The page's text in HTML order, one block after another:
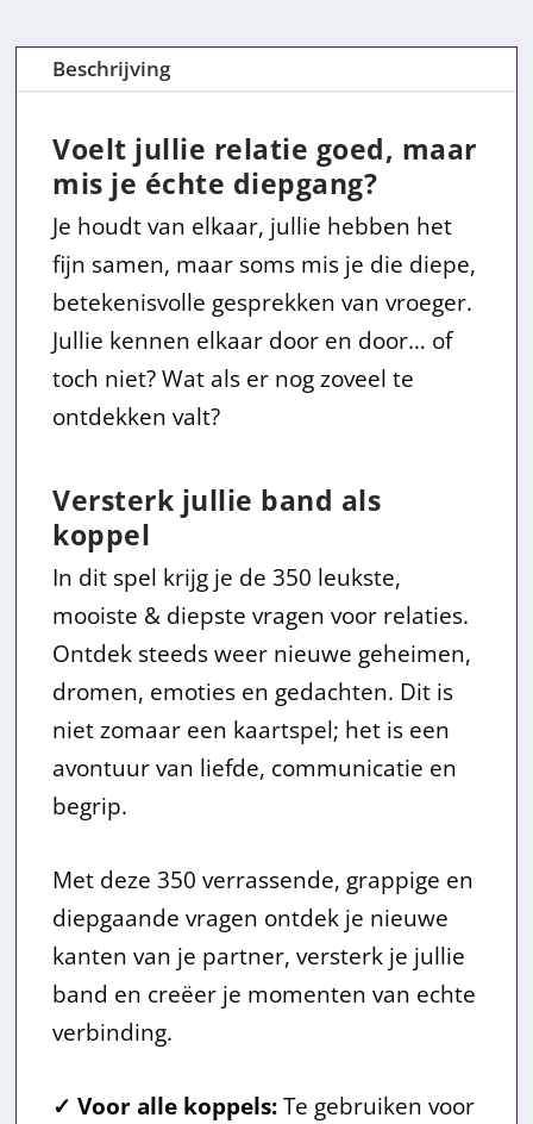
l
i
j
k
e
p
r
j
s
w
a
s
:
€
2
4
,
9
j
s
i
s
:
€
2
,
5
.
Beschrijving
Voelt jullie relatie goed, maar
mis je échte diepgang?
Je houdt van elkaar, jullie hebben het
fijn samen, maar soms mis je die diepe,
betekenisvolle gesprekken van vroeger.
Jullie kennen elkaar door en door… of
toch niet? Wat als er nog zoveel te
ontdekken valt?
Versterk jullie band als
koppel
In dit spel krijg je de 350 leukste,
mooiste & diepste vragen voor relaties.
Ontdek steeds weer nieuwe geheimen,
dromen, emoties en gedachten. Dit is
niet zomaar een kaartspel; het is een
avontuur van liefde, communicatie en
begrip.
Met deze 350 verrassende, grappige en
diepgaande vragen ontdek je nieuwe
kanten van je partner, versterk je jullie
band en creëer je momenten van echte
verbinding.
✓ Voor alle koppels:Te gebruiken voor